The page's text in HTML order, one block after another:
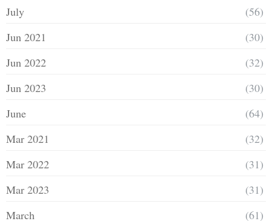
July
(56)
Jun 2021
(30)
Jun 2022
(32)
Jun 2023
(30)
June
(64)
Mar 2021
(32)
Mar 2022
(31)
Mar 2023
(31)
March
(61)